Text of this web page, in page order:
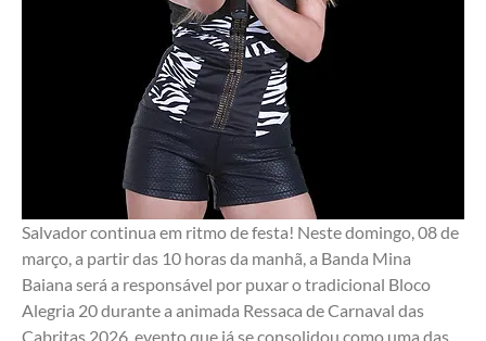
Salvador continua em ritmo de festa! Neste domingo, 08 de
março, a partir das 10 horas da manhã, a Banda Mina
Baiana será a responsável por puxar o tradicional Bloco
Alegria 20 durante a animada Ressaca de Carnaval das
Cabritas 2026, evento que já se consolidou como uma das